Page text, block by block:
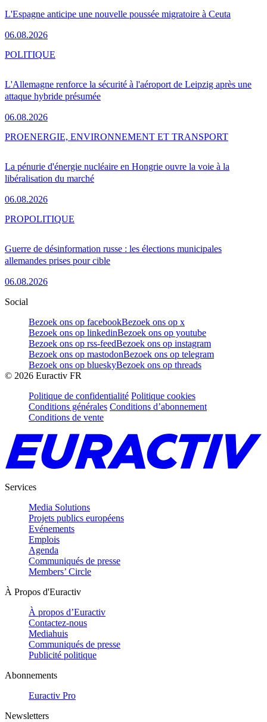
L'Espagne anticipe une nouvelle poussée migratoire à Ceuta
06.08.2026
L'Allemagne renforce la sécurité à l'aéroport de Leipzig après une
attaque hybride présumée
06.08.2026
POLITIQUE
La pénurie d'énergie nucléaire en Hongrie ouvre la voie à la
libéralisation du marché
06.08.2026
PROENERGIE, ENVIRONNEMENT ET TRANSPORT
Guerre de désinformation russe : les élections municipales
allemandes prises pour cible
06.08.2026
PROPOLITIQUE
Social
Bezoek ons op facebookBezoek ons op x
Bezoek ons op linkedinBezoek ons op youtube
Bezoek ons op rss-feedBezoek ons op instagram
Bezoek ons op mastodonBezoek ons op telegram
Bezoek ons op blueskyBezoek ons op threads
© 2026 Euractiv FR
Politique de confidentialité Politique cookies
Conditions générales Conditions d’abonnement
Conditions de vente
Services
Media Solutions
Projets publics européens
Evénements
Emplois
Agenda
Communiqués de presse
Members’ Circle
À Propos d'Euractiv
À propos d’Euractiv
Contactez-nous
Mediahuis
Communiqués de presse
Publicité politique
Abonnements
Euractiv Pro
Newsletters